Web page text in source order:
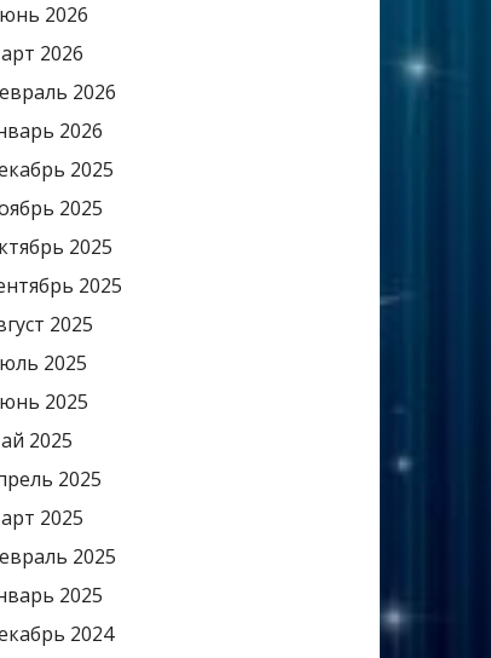
2026
2026
2026
2026
2025
2025
2025
2025
2025
2025
2025
2025
2025
2025
2025
2025
2024